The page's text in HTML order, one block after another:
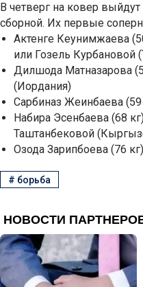
В четверг на ковер
сборной. Их первые
Актенге Кеунимжаева
или Гозель Курбановой
Дилшода Матназарова
(Иордания)
Сарбиназ Жеинбаева
Набира Эсенбаева (68
Таштанбековой
Озода Зарипбоева (76
# борьба